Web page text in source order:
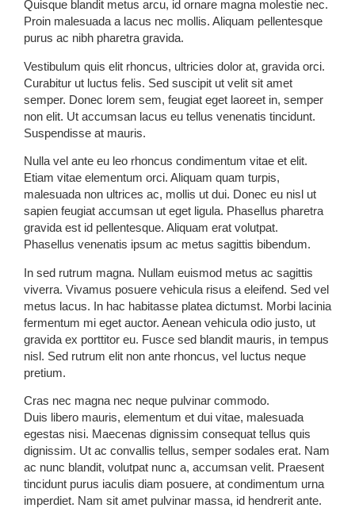
Quisque blandit metus arcu, id ornare magna molestie nec.
Proin malesuada a lacus nec mollis. Aliquam pellentesque
purus ac nibh pharetra gravida.
Vestibulum quis elit rhoncus, ultricies dolor at, gravida orci.
Curabitur ut luctus felis. Sed suscipit ut velit sit amet
semper. Donec lorem sem, feugiat eget laoreet in, semper
non elit. Ut accumsan lacus eu tellus venenatis tincidunt.
Suspendisse at mauris.
Nulla vel ante eu leo rhoncus condimentum vitae et elit.
Etiam vitae elementum orci. Aliquam quam turpis,
malesuada non ultrices ac, mollis ut dui. Donec eu nisl ut
sapien feugiat accumsan ut eget ligula. Phasellus pharetra
gravida est id pellentesque. Aliquam erat volutpat.
Phasellus venenatis ipsum ac metus sagittis bibendum.
In sed rutrum magna. Nullam euismod metus ac sagittis
viverra. Vivamus posuere vehicula risus a eleifend. Sed vel
metus lacus. In hac habitasse platea dictumst. Morbi lacinia
fermentum mi eget auctor. Aenean vehicula odio justo, ut
gravida ex porttitor eu. Fusce sed blandit mauris, in tempus
nisl. Sed rutrum elit non ante rhoncus, vel luctus neque
pretium.
Cras nec magna nec neque pulvinar commodo.
Duis libero mauris, elementum et dui vitae, malesuada
egestas nisi. Maecenas dignissim consequat tellus quis
dignissim. Ut ac convallis tellus, semper sodales erat. Nam
ac nunc blandit, volutpat nunc a, accumsan velit. Praesent
tincidunt purus iaculis diam posuere, at condimentum urna
imperdiet. Nam sit amet pulvinar massa, id hendrerit ante.